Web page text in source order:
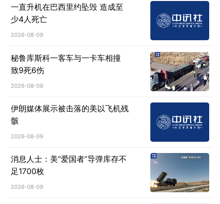
一直升机在巴西里约坠毁 造成至
少4人死亡
2026-08-09
秘鲁库斯科一客车与一卡车相撞
致9死6伤
2026-08-09
伊朗媒体展示被击落的美以飞机残
骸
2026-08-09
消息人士：美“爱国者”导弹库存不
足1700枚
2026-08-09